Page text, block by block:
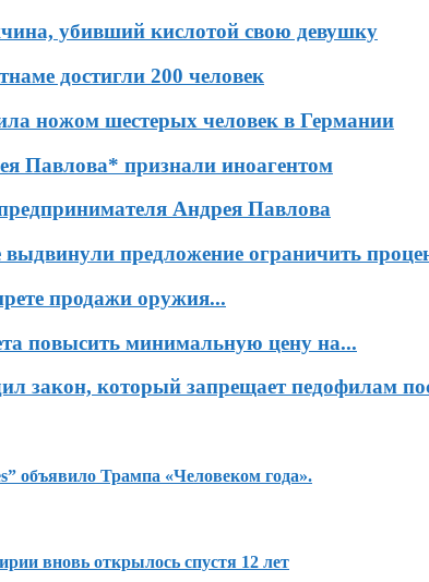
убивший кислотой свою девушку
достигли 200 человек
ножом шестерых человек в Германии
Павлова* признали иноагентом
Андрея Павлова
выдвинули предложение ограничить
продажи оружия...
повысить минимальную цену на...
закон, который запрещает педофилам
объявило Трампа «Человеком года».
вновь открылось спустя 12 лет